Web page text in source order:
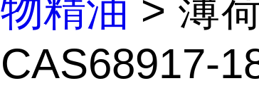
物精油 > 薄
CAS68917-